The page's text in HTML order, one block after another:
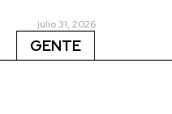
julio 31, 2026
GENTE